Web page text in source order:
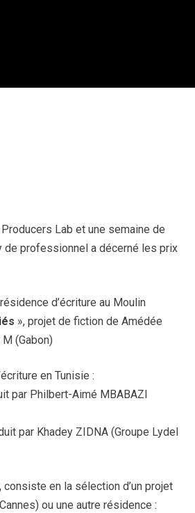
Lab et une semaine de
de professionnel a décerné les prix
d’écriture au Moulin
», projet de fiction de Amédée
(Gabon)
en Tunisie :
par Philbert-Aimé MBABAZI
par Khadey ZIDNA (Groupe Lydel
, consiste en la sélection d’un projet
ou une autre résidence :